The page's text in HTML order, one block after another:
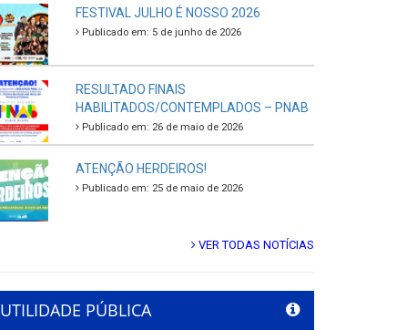
FESTIVAL JULHO É NOSSO 2026
Publicado em: 5 de junho de 2026
RESULTADO FINAIS
HABILITADOS/CONTEMPLADOS – PNAB
Publicado em: 26 de maio de 2026
ATENÇÃO HERDEIROS!
Publicado em: 25 de maio de 2026
VER TODAS NOTÍCIAS
UTILIDADE PÚBLICA